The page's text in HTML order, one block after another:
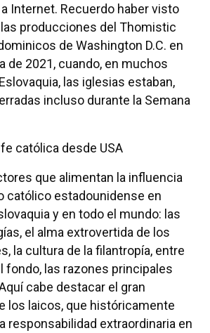
Internet. Recuerdo haber visto
producciones del Thomistic
de Washington D.C. en
de 2021, cuando, en muchos
las iglesias estaban,
incluso durante la Semana
católica desde USA
que alimentan la influencia
católico estadounidense en
y en todo el mundo: las
el alma extrovertida de los
la cultura de la filantropía, entre
fondo, las razones principales
cabe destacar el gran
los laicos, que históricamente
responsabilidad extraordinaria en